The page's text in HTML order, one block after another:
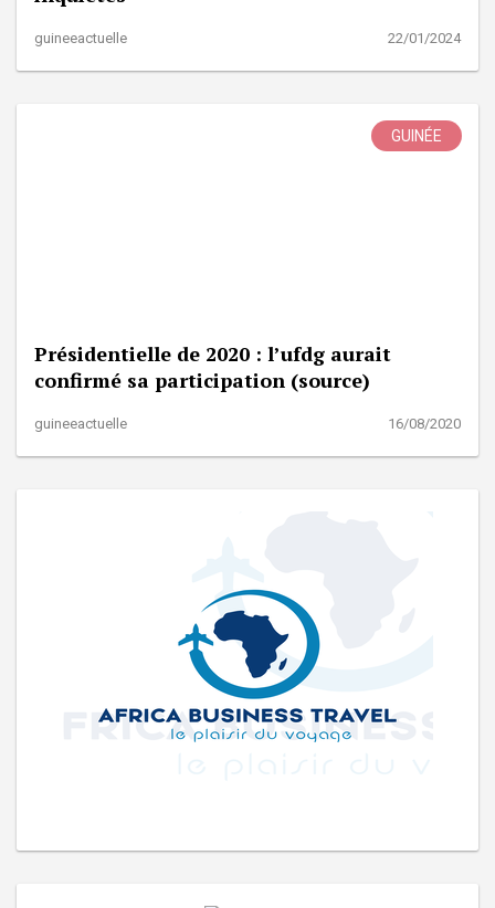
guineeactuelle 22/01/2024
GUINÉE
Présidentielle de 2020 : l’ufdg aurait
confirmé sa participation (source)
guineeactuelle 16/08/2020